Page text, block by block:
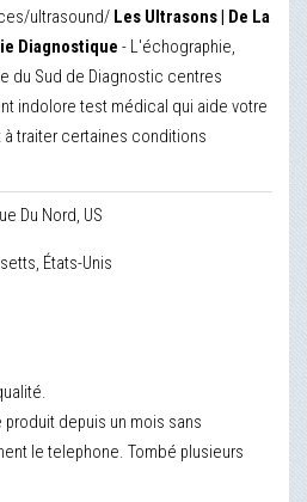
ultrasound/ Les Ultrasons | De La
Diagnostique - L'échographie,
du Sud de Diagnostic centres
indolore test médical qui aide votre
traiter certaines conditions
Du Nord, US
États-Unis
depuis un mois sans
le telephone. Tombé plusieurs